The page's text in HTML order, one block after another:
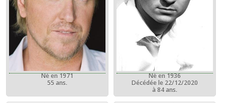
Né en 1971
55 ans.
Né en 1936
Décédée le 22/12/2020
à 84 ans.